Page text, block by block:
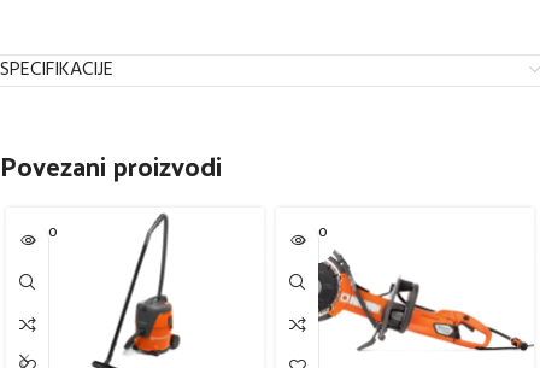
SPECIFIKACIJE
Povezani proizvodi
SOLD O
UT
SOLD O
UT